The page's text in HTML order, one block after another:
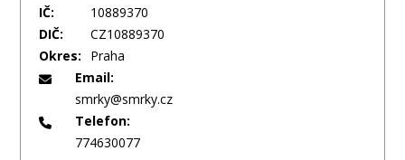
IČ:
10889370
DIČ:
CZ10889370
Okres:
Praha
Email:
smrky@smrky.cz
Telefon:
774630077